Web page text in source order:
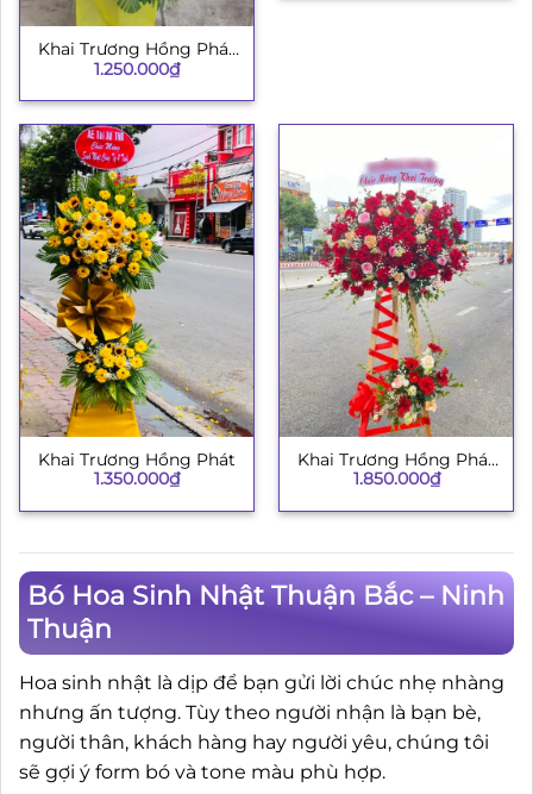
Khai Trương Hồng Phát
H008
1.250.000₫
Khai Trương Hồng Phát
1.350.000₫
Khai Trương Hồng Phát
134
1.850.000₫
Bó Hoa Sinh Nhật Thuận Bắc – Ninh
Thuận
Hoa sinh nhật là dịp để bạn gửi lời chúc nhẹ nhàng
nhưng ấn tượng. Tùy theo người nhận là bạn bè,
người thân, khách hàng hay người yêu, chúng tôi
sẽ gợi ý form bó và tone màu phù hợp.